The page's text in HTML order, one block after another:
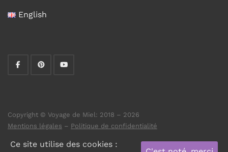
English
Copyright © Voyage de Miel: 2018 – 2026
Mentions légales – Politique de confidentialité
Ce site utilise des cookies :